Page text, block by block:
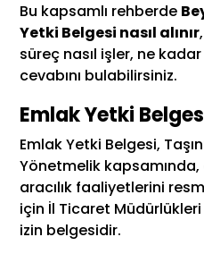
Bu kapsamlı rehberde
Yetki Belgesi nasıl alınır
süreç nasıl işler, ne
cevabını bulabilirsiniz.
Emlak Yetki
Emlak Yetki Belgesi,
Yönetmelik kapsamında,
aracılık faaliyetlerini
için İl Ticaret
izin belgesidir.